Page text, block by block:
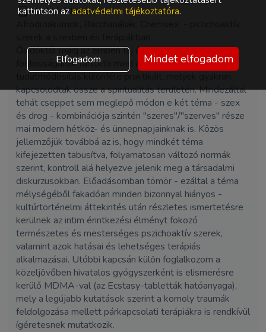
Dr. Móró Levente
Ősidőktől máig az emberi faj összes kultúrája kiemelt
fontosságúnak tartotta mind a szexualitás, mind a
kapcsolódtak össze a spiritualitás területén. Mindezáltal
tehát cseppet sem meglepő módon e két téma - szex
és drog - kombinációja szintén "szeres"/"szerves" része
mai modern hétköz- és ünnepnapjainknak is. Közös
jellemzőjük továbbá az is, hogy mindkét téma
kifejezetten tabusítva, folyamatosan változó normák
szerint, kontroll alá helyezve jelenik meg a társadalmi
diskurzusokban. Előadásomban tömör - ezáltal a téma
mélységéből fakadóan minden bizonnyal hiányos -
kultúrtörténelmi áttekintés után részletes ismertetésre
kerülnek az intim érintkezési élményt fokozó
természetes és mesterséges pszichoaktív szerek,
valamint azok hatásai és lehetséges terápiás
alkalmazásai. Utóbbi kapcsán külön foglalkozom a
közeljövőben hivatalos gyógyszerként is elismerésre
kerülő MDMA-val (az Ecstasy-tabletták hatóanyaga),
mely a legújabb kutatások szerint a komoly traumák
feldolgozása mellett párkapcsolati terápiákra is rendkívül
ígéretesnek mutatkozik.
kattintson az adatvédelmi tájékoztatóra.
Elfogadom Mindet elfogadom